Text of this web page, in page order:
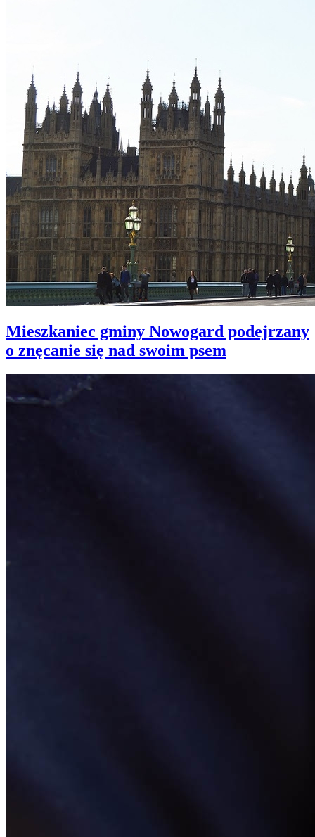
Mieszkaniec gminy Nowogard podejrzany
o znęcanie się nad swoim psem